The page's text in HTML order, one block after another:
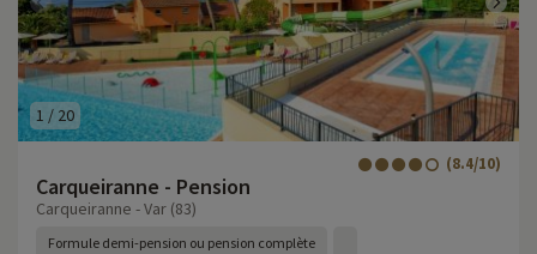
1 / 20
Carqueiranne - Pension
(8.4/10)
Carqueiranne - Var (83)
Formule demi-pension ou pension complète